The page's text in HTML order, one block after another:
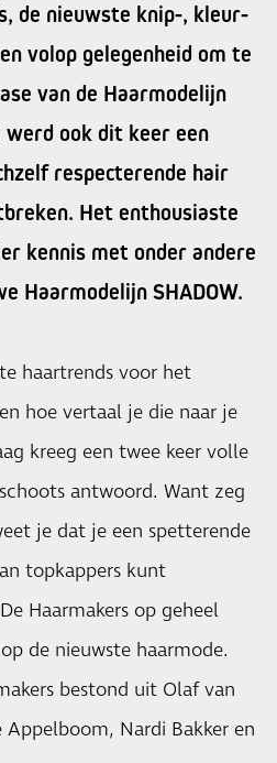
de nieuwste knip-, kleur-
volop gelegenheid om te
van de Haarmodelijn
ook dit keer een
respecterende hair
Het enthousiaste
kennis met onder andere
Haarmodelijn SHADOW.
haartrends voor het
hoe vertaal je die naar je
kreeg een twee keer volle
antwoord. Want zeg
je dat je een spetterende
topkappers kunt
Haarmakers op geheel
de nieuwste haarmode.
bestond uit Olaf van
Appelboom, Nardi Bakker en